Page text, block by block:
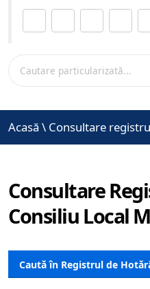
Acasă \ Consultare
Consultare
Consiliu Local
Caută în Registrul de